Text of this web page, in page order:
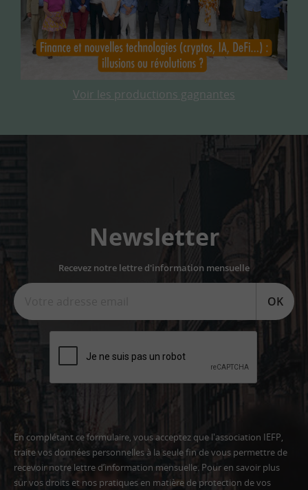
Voir les productions gagnantes
Newsletter
Recevez notre lettre d'information mensuelle
OK
En complétant ce formulaire, vous acceptez que l'association IEFP,
traite vos données personnelles à la seule fin de vous permettre de
recevoir notre lettre d’information mensuelle. Pour en savoir plus
sur vos droits et nos pratiques en matière de protection de vos